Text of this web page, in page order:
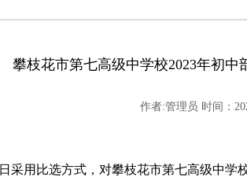
攀枝花市第七高级中学校2023年初
作者:管理员 时间：
日采用比选方式，对攀枝花市第七高级中学